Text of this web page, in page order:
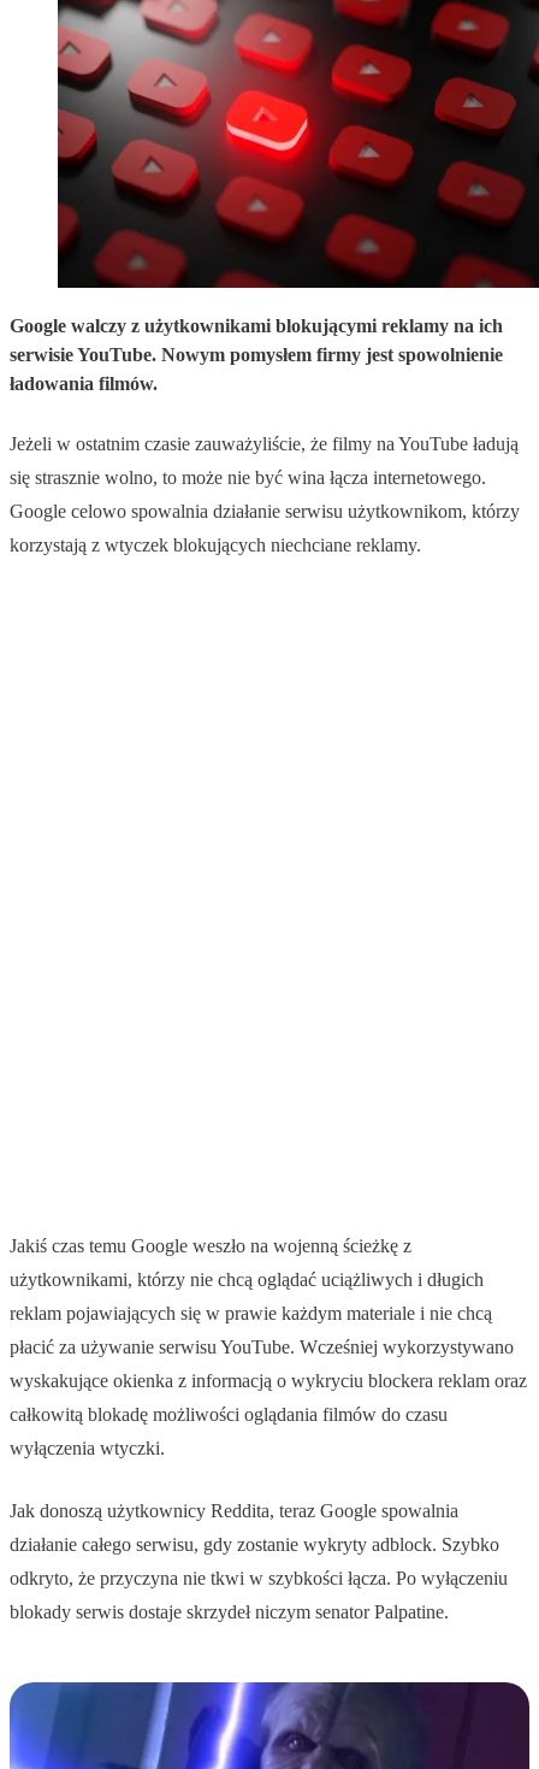
Google walczy z użytkownikami blokującymi reklamy na ich
serwisie YouTube. Nowym pomysłem firmy jest spowolnienie
ładowania filmów.
Jeżeli w ostatnim czasie zauważyliście, że filmy na YouTube ładują
się strasznie wolno, to może nie być wina łącza internetowego.
Google celowo spowalnia działanie serwisu użytkownikom, którzy
korzystają z wtyczek blokujących niechciane reklamy.
Jakiś czas temu Google weszło na wojenną ścieżkę z
użytkownikami, którzy nie chcą oglądać uciążliwych i długich
reklam pojawiających się w prawie każdym materiale i nie chcą
płacić za używanie serwisu YouTube. Wcześniej wykorzystywano
wyskakujące okienka z informacją o wykryciu blockera reklam oraz
całkowitą blokadę możliwości oglądania filmów do czasu
wyłączenia wtyczki.
Jak donoszą użytkownicy Reddita, teraz Google spowalnia
działanie całego serwisu, gdy zostanie wykryty adblock. Szybko
odkryto, że przyczyna nie tkwi w szybkości łącza. Po wyłączeniu
blokady serwis dostaje skrzydeł niczym senator Palpatine.